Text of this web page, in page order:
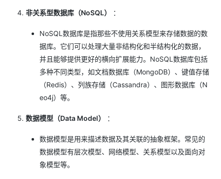
非关系型数据库（NoSQL） ：
NoSQL数据库是指那些不使用关系模型来存储数据的数
据库。它们可以处理大量非结构化和半结构化的数据，
并且能够提供更好的横向扩展能力。NoSQL数据库包括
多种不同类型，如文档数据库（MongoDB）、键值存储
（Redis）、列族存储（Cassandra）、图形数据库（N
eo4j）等。
数据模型（Data Model） ：
数据模型是用来描述数据及其关联的抽象框架。常见的
数据模型有层次模型、网络模型、关系模型以及面向对
象模型等。